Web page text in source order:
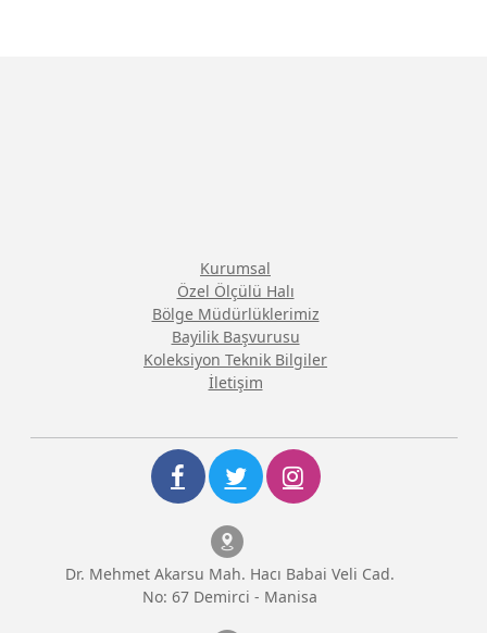
Kurumsal
Özel Ölçülü Halı
Bölge Müdürlüklerimiz
Bayilik Başvurusu
Koleksiyon Teknik Bilgiler
İletişim
Dr. Mehmet Akarsu Mah. Hacı Babai Veli Cad.
No: 67 Demirci - Manisa